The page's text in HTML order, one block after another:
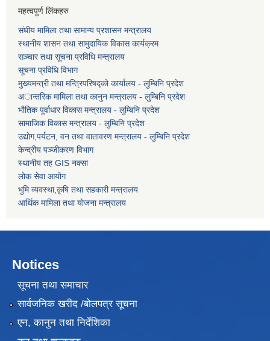
महत्वपुर्ण लिंकहरु
संघीय मामिला तथा सामान्य प्रशासन मन्त्रालय
स्थानीय शासन तथा सामुदायिक विकास कार्यक्रम
सञ्चार तथा सूचना प्रविधि मन्त्रालय
सूचना प्रविधि विभाग
मुख्यमन्त्री तथा मन्त्रिपरिषद्को कार्यालय - लुम्बिनि प्रदेश
अान्तरिक मामिला तथा कानुन मन्त्रालय - लुम्बिनि प्रदेश
भौतिक पूर्वाधार विकास मन्त्रालय - लुम्बिनि प्रदेश
सामाजिक विकास मन्त्रालय - लुम्बिनि प्रदेश
उद्याेग,पर्यटन, वन तथा वातावरण मन्त्रालय - लुम्बिनि प्रदेश
केन्द्रीय पञ्जीकरण विभाग
स्थानीय तह GIS नक्सा
लोक सेवा आयोग
भुमि व्यवस्था,कृषि तथा सहकारी मन्त्रालय
आर्थिक मामिला तथा याेजना मन्त्रालय
Notices
सूचना तथा समाचार
सार्वजनिक खरीद /बोलपत्र सूचना
एन, कानुन तथा निर्देशिका